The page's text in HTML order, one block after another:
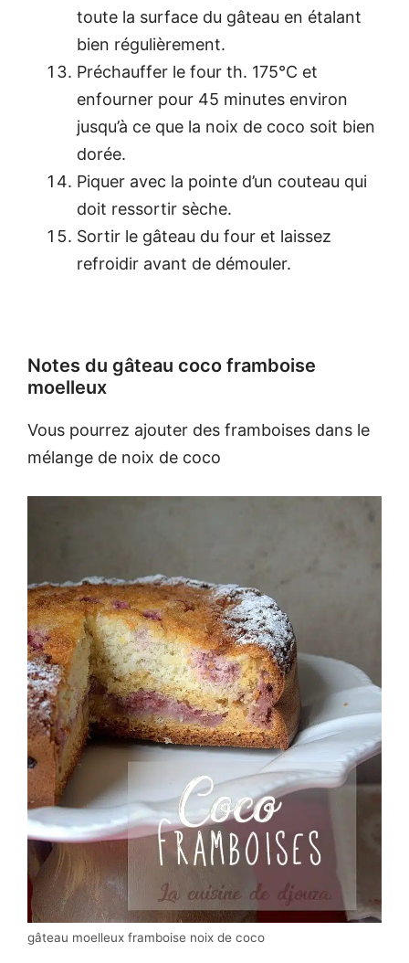
toute la surface du gâteau en étalant
bien régulièrement.
Préchauffer le four th. 175°C et
enfourner pour 45 minutes environ
jusqu’à ce que la noix de coco soit bien
dorée.
Piquer avec la pointe d’un couteau qui
doit ressortir sèche.
Sortir le gâteau du four et laissez
refroidir avant de démouler.
Notes du gâteau coco framboise
moelleux
Vous pourrez ajouter des framboises dans le
mélange de noix de coco
gâteau moelleux framboise noix de coco